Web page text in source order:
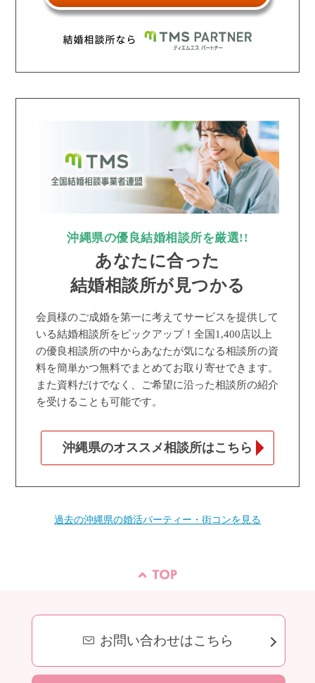
沖縄県の優良結婚相談所を厳選!!
あなたに合った
結婚相談所が見つかる
会員様のご成婚を第一に考えてサービスを提供して
いる結婚相談所をピックアップ！全国1,400店以上
の優良相談所の中からあなたが気になる相談所の資
料を簡単かつ無料でまとめてお取り寄せできます。
また資料だけでなく、ご希望に沿った相談所の紹介
を受けることも可能です。
沖縄県のオススメ相談所はこちら
過去の沖縄県の婚活パーティー・街コンを見る
お問い合わせはこちら